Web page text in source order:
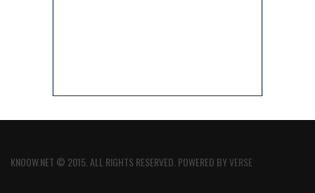
KNOOW.NET © 2015. ALL RIGHTS RESERVED. POWERED BYVERSE